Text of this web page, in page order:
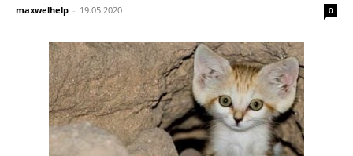
maxwelhelp - 19.05.2020 0